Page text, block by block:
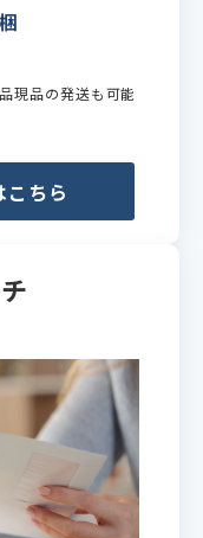
現品の発送も可能
こちら